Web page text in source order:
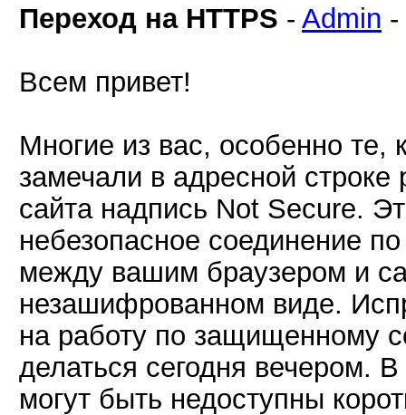
Переход на HTTPS - Admin -
Всем привет!
Многие из вас, особенно те,
замечали в адресной
сайта надпись Not Secure.
небезопасное соединение
между вашим браузером и
незашифрованном виде.
на работу по защищенному
делаться сегодня вечером.
могут быть недоступны